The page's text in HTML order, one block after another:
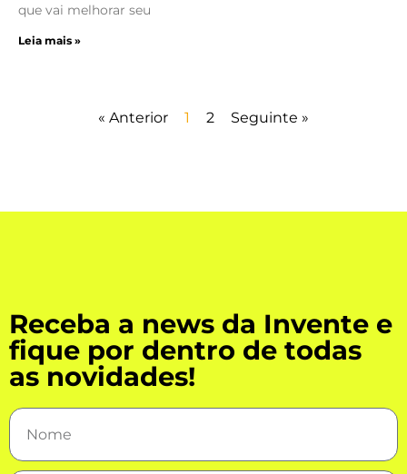
que vai melhorar seu
Leia mais »
« Anterior 1 2 Seguinte »
Receba a news da Invente e
fique por dentro de todas
as novidades!